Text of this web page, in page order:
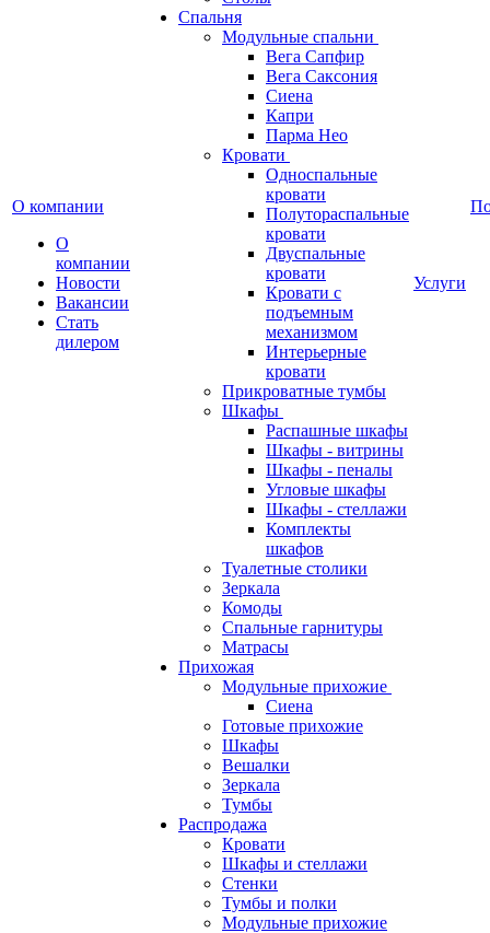
О компании
О
компании
Новости
Вакансии
Стать
дилером
Спальня
Модульные спальни
Вега Сапфир
Вега Саксония
Сиена
Капри
Парма Нео
Кровати
Односпальные
кровати
Полутораспальные
кровати
Двуспальные
кровати
Кровати с
подъемным
механизмом
Интерьерные
кровати
Прикроватные тумбы
Шкафы
Распашные шкафы
Шкафы - витрины
Шкафы - пеналы
Угловые шкафы
Шкафы - стеллажи
Комплекты
шкафов
Туалетные столики
Зеркала
Комоды
Спальные гарнитуры
Матрасы
Прихожая
Модульные прихожие
Сиена
Готовые прихожие
Шкафы
Вешалки
Зеркала
Тумбы
Распродажа
Кровати
Шкафы и стеллажи
Стенки
Тумбы и полки
Модульные прихожие
Услуги